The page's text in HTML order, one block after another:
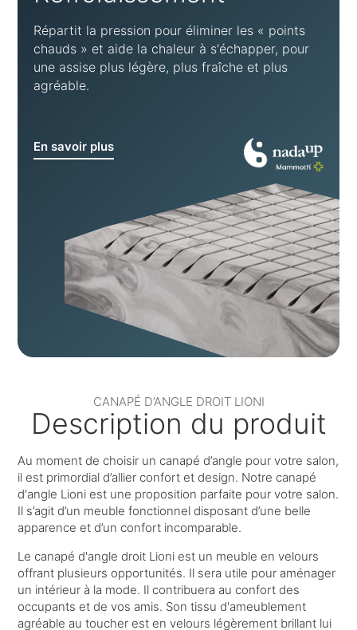
Répartit la pression pour éliminer les « points
chauds » et aide la chaleur à s'échapper, pour
une assise plus légère, plus fraîche et plus
agréable.
En savoir plus
CANAPÉ D’ANGLE DROIT LIONI
Description du produit
Au moment de choisir un canapé d’angle pour votre salon,
il est primordial d’allier confort et design. Notre canapé
d'angle Lioni est une proposition parfaite pour votre salon.
Il s’agit d’un meuble fonctionnel disposant d’une belle
apparence et d’un confort incomparable.
Le canapé d'angle droit Lioni est un meuble en velours
offrant plusieurs opportunités. Il sera utile pour aménager
un intérieur à la mode. Il contribuera au confort des
occupants et de vos amis. Son tissu d'ameublement
agréable au toucher est en velours légèrement brillant lui